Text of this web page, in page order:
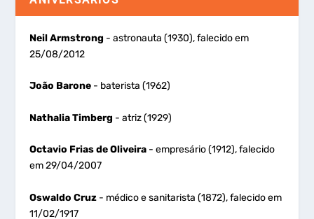
Neil Armstrong - astronauta (1930), falecido em
25/08/2012
João Barone - baterista (1962)
Nathalia Timberg - atriz (1929)
Octavio Frias de Oliveira - empresário (1912), falecido
em 29/04/2007
Oswaldo Cruz - médico e sanitarista (1872), falecido em
11/02/1917